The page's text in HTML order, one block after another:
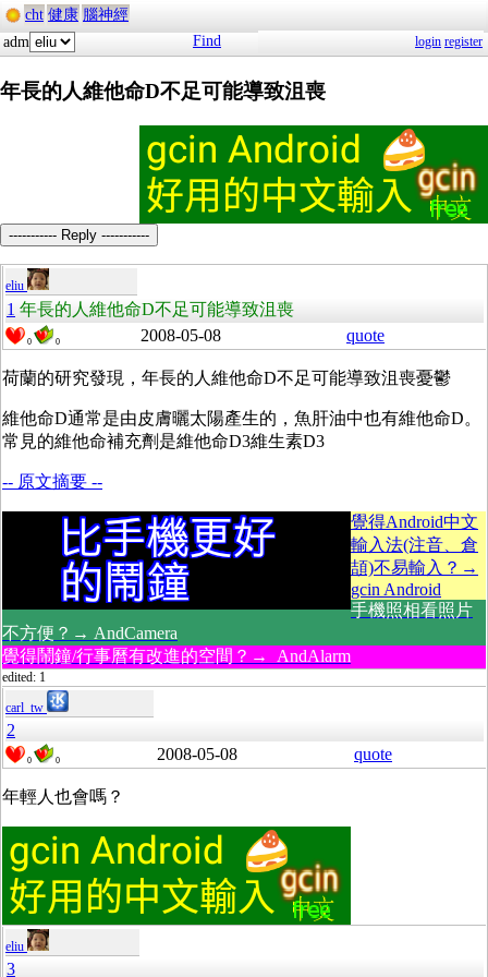
cht 健康 腦神經
adm
Find login register
年長的人維他命D不足可能導致沮喪
----------- Reply -----------
eliu
1 年長的人維他命D不足可能導致沮喪
0 0 2008-05-08 quote
荷蘭的研究發現，年長的人維他命D不足可能導致沮喪憂鬱
維他命D通常是由皮膚曬太陽產生的，魚肝油中也有維他命D。
常見的維他命補充劑是維他命D3維生素D3
-- 原文摘要 --
覺得Android中文
輸入法(注音、倉
頡)不易輸入？→
gcin Android
手機照相看照片
不方便？→ AndCamera
覺得鬧鐘/行事曆有改進的空間？→ AndAlarm
edited: 1
carl_tw
2
0 0 2008-05-08 quote
年輕人也會嗎？
eliu
3